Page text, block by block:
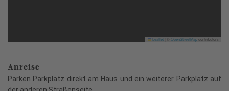
Leaflet OpenStreetMapcontributors
Anreise
Parken Parkplatz direkt am Haus und ein weiterer Parkplatz auf